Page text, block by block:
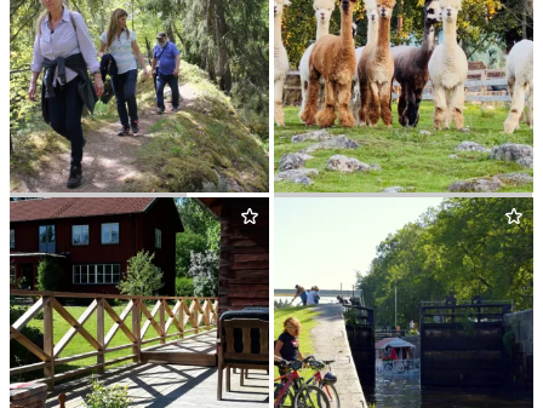
NOR­BERGSLE­DEN KOLM­STAHÖJ­DENS ALPACKA